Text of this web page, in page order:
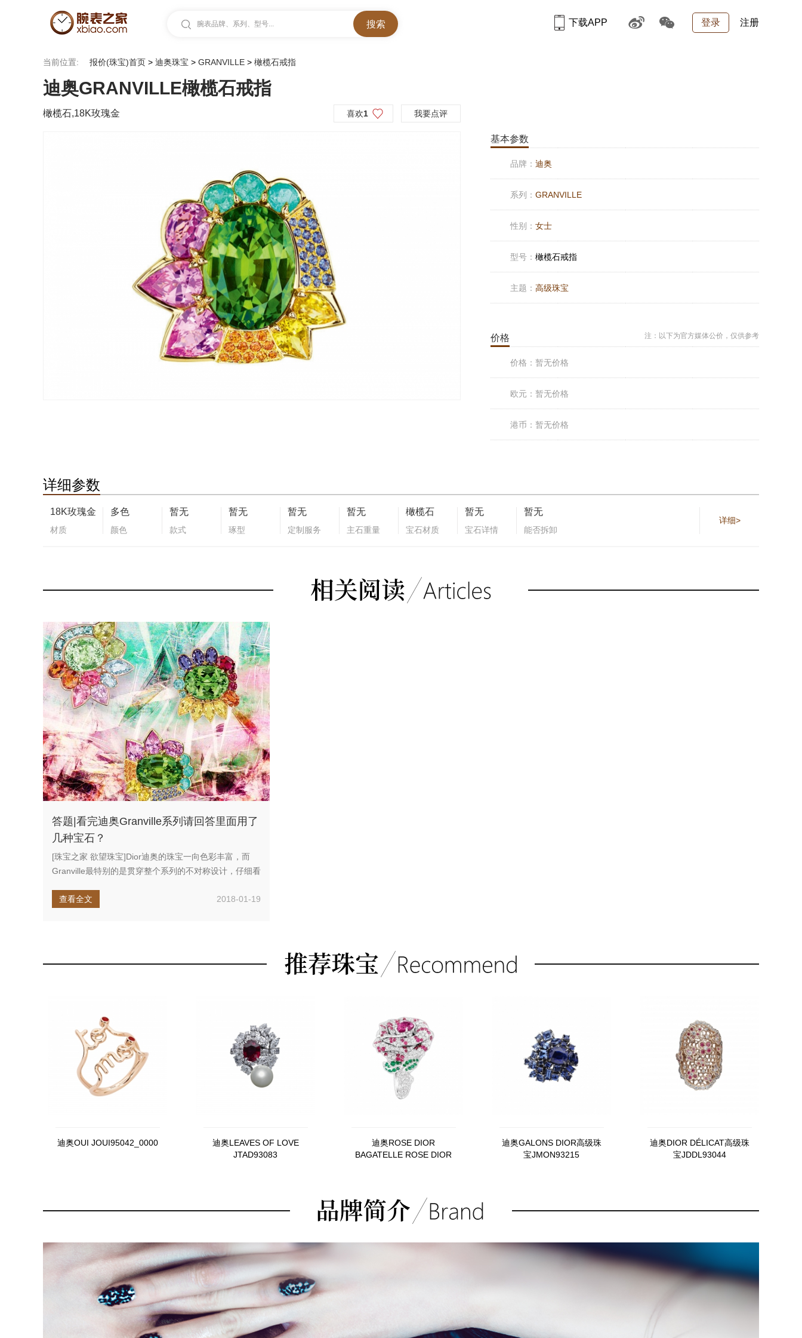
腕表品牌、系列、型号... 登录 注册
下载APP
当前位置: 报价(珠宝)首页 > 迪奥珠宝 > GRANVILLE > 橄榄石戒指
迪奥GRANVILLE橄榄石戒指
橄榄石,18K玫瑰金 喜欢1 我要点评
基本参数
品牌： 迪奥
系列： GRANVILLE
性别： 女士
型号： 橄榄石戒指
主题： 高级珠宝
价格 注：以下为官方媒体公价，仅供参考
价格： 暂无价格
欧元： 暂无价格
港币： 暂无价格
详细参数
18K玫瑰金
材质
多色
颜色
暂无
款式
暂无
琢型
暂无
定制服务
暂无
主石重量
橄榄石
宝石材质
暂无
宝石详情
暂无
能否拆卸
详细>
答题|看完迪奥Granville系列请回答里面用了
几种宝石？
[珠宝之家 欲望珠宝]Dior迪奥的珠宝一向色彩丰富，而
Granville最特别的是贯穿整个系列的不对称设计，仔细看
查看全文
2018-01-19
迪奥OUI JOUI95042_0000
迪奥LEAVES OF LOVE
JTAD93083
迪奥ROSE DIOR
BAGATELLE ROSE DIOR
迪奥GALONS DIOR高级珠
宝JMON93215
迪奥DIOR DÉLICAT高级珠
宝JDDL93044